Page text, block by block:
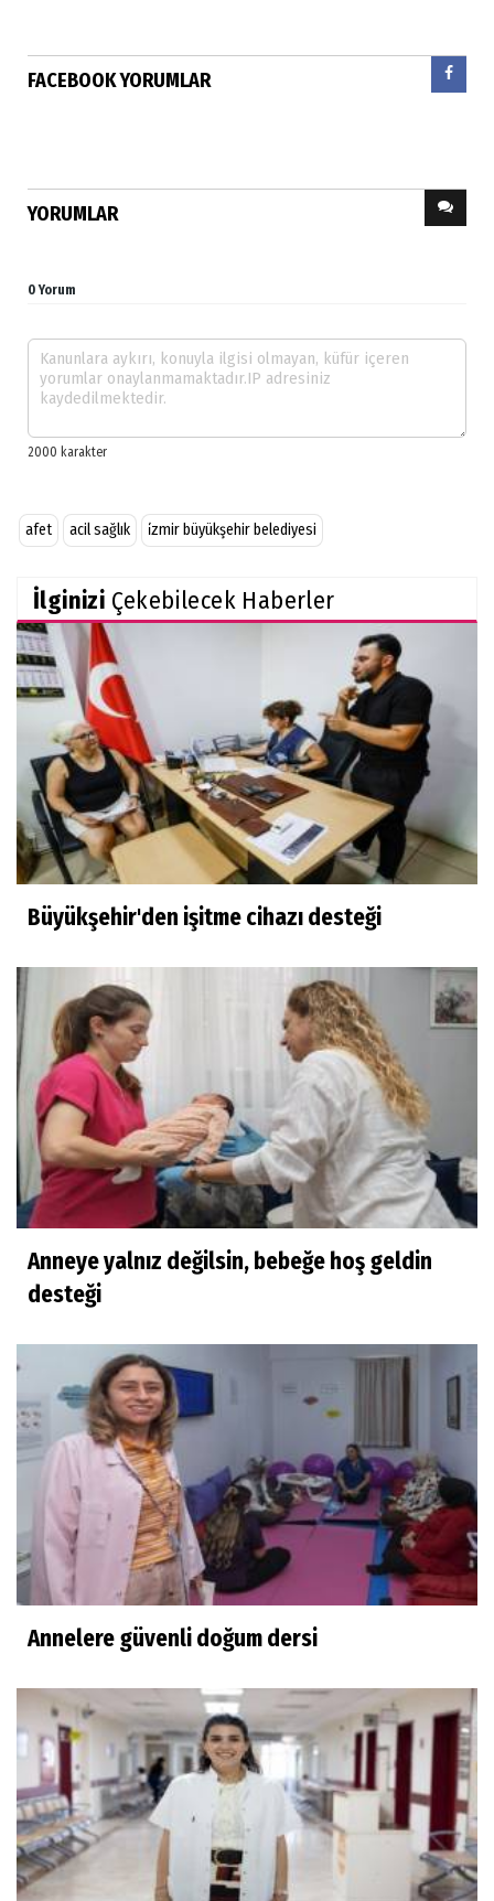
FACEBOOK YORUMLAR
YORUMLAR
0 Yorum
afet acil sağlık i̇zmir büyükşehir belediyesi
İlginizi Çekebilecek Haberler
Büyükşehir'den işitme cihazı desteği
Anneye yalnız değilsin, bebeğe hoş geldin
desteği
Annelere güvenli doğum dersi